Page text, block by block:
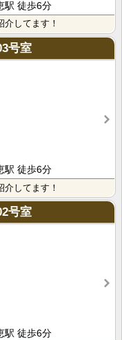
駅 徒歩6分
してます！
号室
駅 徒歩6分
してます！
号室
駅 徒歩6分